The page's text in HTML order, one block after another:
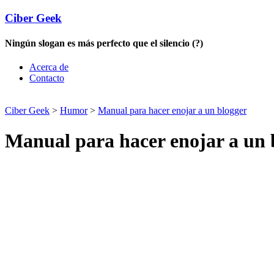
Ciber Geek
Ningún slogan es más perfecto que el silencio (?)
Acerca de
Contacto
Ciber Geek > Humor> Manual para hacer enojar a un blogger
Manual para hacer enojar a un